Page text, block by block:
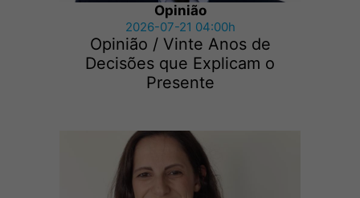
Opinião
2026-07-21 04:00h
Opinião / Vinte Anos de
Decisões que Explicam o
Presente